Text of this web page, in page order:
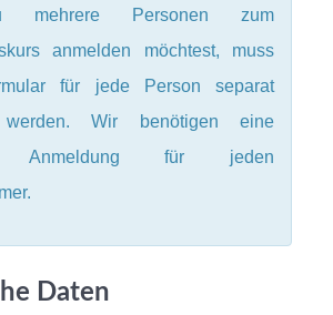
mehrere Personen zum
anmelden möchtest, muss
für jede Person separat
werden. Wir benötigen eine
Anmeldung für jeden
Daten